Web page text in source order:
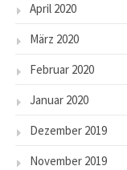
April 2020
März 2020
Februar 2020
Januar 2020
Dezember 2019
November 2019